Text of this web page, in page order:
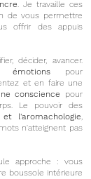
. Je travaille ces
de vous permettre
offrir des appuis
décider, avancer.
émotions pour
et en faire une
conscience pour
Le pouvoir des
l'aromachologie,
n'atteignent pas
approche : vous
boussole intérieure